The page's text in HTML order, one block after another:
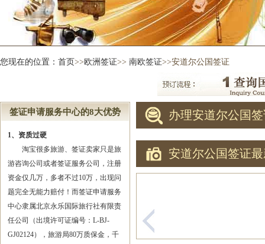
您现在的位置： 首页>>欧洲签证>> 南欧签证>>安道尔公国签证
签证申请服务中心的8大优势
1、资质过硬
淘宝很多旅游、签证卖家只是旅
游咨询公司或者签证服务公司，注册
资金仅几万，多者不过10万，出现问
题完全无能力赔付！而签证申请服务
中心隶属北京永乐国际旅行社有限责
任公司（出境许可证编号：L-BJ-
GJ02124），旅游局80万质保金，千
办理安道尔公国
安道尔公国签证